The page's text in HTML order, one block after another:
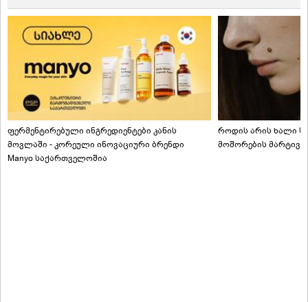
ფერმენტირებული ინგრედიენტები კანის
მოვლაში - კორეული ინოვაციური ბრენდი
Manyo საქართველოშია
როდის არის ხალი
მოშორების